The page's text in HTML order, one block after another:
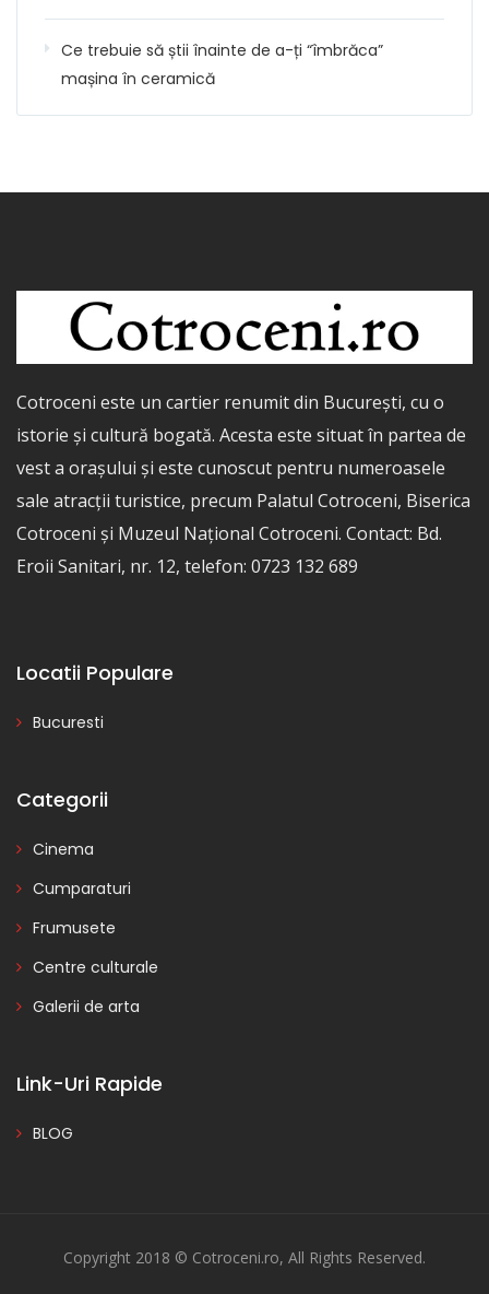
Ce trebuie să știi înainte de a-ți “îmbrăca”
mașina în ceramică
Cotroceni este un cartier renumit din București, cu o
istorie și cultură bogată. Acesta este situat în partea de
vest a orașului și este cunoscut pentru numeroasele
sale atracții turistice, precum Palatul Cotroceni, Biserica
Cotroceni și Muzeul Național Cotroceni. Contact: Bd.
Eroii Sanitari, nr. 12, telefon: 0723 132 689
Locatii Populare
Bucuresti
Categorii
Cinema
Cumparaturi
Frumusete
Centre culturale
Galerii de arta
Link-Uri Rapide
BLOG
Copyright 2018 © Cotroceni.ro, All Rights Reserved.